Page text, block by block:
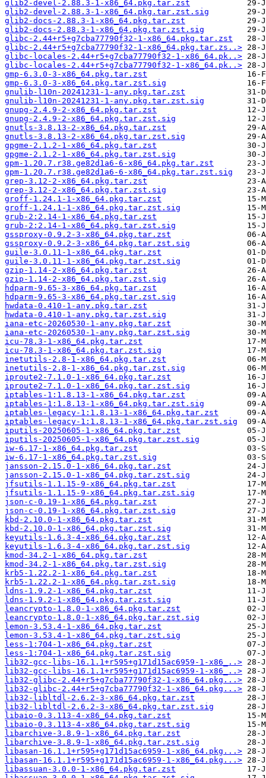
glib2-devel-2.88.3-1-x86_64.pkg.tar.zst
glib2-devel-2.88.3-1-x86_64.pkg.tar.zst.sig
glib2-docs-2.88.3-1-x86_64.pkg.tar.zst
glib2-docs-2.88.3-1-x86_64.pkg.tar.zst.sig
glibc-2.44+r5+g7cba77790f32-1-x86_64.pkg.tar.zst
glibc-2.44+r5+g7cba77790f32-1-x86_64.pkg.tar.zs..>
glibc-locales-2.44+r5+g7cba77790f32-1-x86_64.pk..>
glibc-locales-2.44+r5+g7cba77790f32-1-x86_64.pk..>
gmp-6.3.0-3-x86_64.pkg.tar.zst
gmp-6.3.0-3-x86_64.pkg.tar.zst.sig
gnulib-l10n-20241231-1-any.pkg.tar.zst
gnulib-l10n-20241231-1-any.pkg.tar.zst.sig
gnupg-2.4.9-2-x86_64.pkg.tar.zst
gnupg-2.4.9-2-x86_64.pkg.tar.zst.sig
gnutls-3.8.13-2-x86_64.pkg.tar.zst
gnutls-3.8.13-2-x86_64.pkg.tar.zst.sig
gpgme-2.1.2-1-x86_64.pkg.tar.zst
gpgme-2.1.2-1-x86_64.pkg.tar.zst.sig
gpm-1.20.7.r38.ge82d1a6-6-x86_64.pkg.tar.zst
gpm-1.20.7.r38.ge82d1a6-6-x86_64.pkg.tar.zst.sig
grep-3.12-2-x86_64.pkg.tar.zst
grep-3.12-2-x86_64.pkg.tar.zst.sig
groff-1.24.1-1-x86_64.pkg.tar.zst
groff-1.24.1-1-x86_64.pkg.tar.zst.sig
grub-2:2.14-1-x86_64.pkg.tar.zst
grub-2:2.14-1-x86_64.pkg.tar.zst.sig
gssproxy-0.9.2-3-x86_64.pkg.tar.zst
gssproxy-0.9.2-3-x86_64.pkg.tar.zst.sig
guile-3.0.11-1-x86_64.pkg.tar.zst
guile-3.0.11-1-x86_64.pkg.tar.zst.sig
gzip-1.14-2-x86_64.pkg.tar.zst
gzip-1.14-2-x86_64.pkg.tar.zst.sig
hdparm-9.65-3-x86_64.pkg.tar.zst
hdparm-9.65-3-x86_64.pkg.tar.zst.sig
hwdata-0.410-1-any.pkg.tar.zst
hwdata-0.410-1-any.pkg.tar.zst.sig
iana-etc-20260530-1-any.pkg.tar.zst
iana-etc-20260530-1-any.pkg.tar.zst.sig
icu-78.3-1-x86_64.pkg.tar.zst
icu-78.3-1-x86_64.pkg.tar.zst.sig
inetutils-2.8-1-x86_64.pkg.tar.zst
inetutils-2.8-1-x86_64.pkg.tar.zst.sig
iproute2-7.1.0-1-x86_64.pkg.tar.zst
iproute2-7.1.0-1-x86_64.pkg.tar.zst.sig
iptables-1:1.8.13-1-x86_64.pkg.tar.zst
iptables-1:1.8.13-1-x86_64.pkg.tar.zst.sig
iptables-legacy-1:1.8.13-1-x86_64.pkg.tar.zst
iptables-legacy-1:1.8.13-1-x86_64.pkg.tar.zst.sig
iputils-20250605-1-x86_64.pkg.tar.zst
iputils-20250605-1-x86_64.pkg.tar.zst.sig
iw-6.17-1-x86_64.pkg.tar.zst
iw-6.17-1-x86_64.pkg.tar.zst.sig
jansson-2.15.0-1-x86_64.pkg.tar.zst
jansson-2.15.0-1-x86_64.pkg.tar.zst.sig
jfsutils-1.1.15-9-x86_64.pkg.tar.zst
jfsutils-1.1.15-9-x86_64.pkg.tar.zst.sig
json-c-0.19-1-x86_64.pkg.tar.zst
json-c-0.19-1-x86_64.pkg.tar.zst.sig
kbd-2.10.0-1-x86_64.pkg.tar.zst
kbd-2.10.0-1-x86_64.pkg.tar.zst.sig
keyutils-1.6.3-4-x86_64.pkg.tar.zst
keyutils-1.6.3-4-x86_64.pkg.tar.zst.sig
kmod-34.2-1-x86_64.pkg.tar.zst
kmod-34.2-1-x86_64.pkg.tar.zst.sig
krb5-1.22.2-1-x86_64.pkg.tar.zst
krb5-1.22.2-1-x86_64.pkg.tar.zst.sig
ldns-1.9.2-1-x86_64.pkg.tar.zst
ldns-1.9.2-1-x86_64.pkg.tar.zst.sig
leancrypto-1.8.0-1-x86_64.pkg.tar.zst
leancrypto-1.8.0-1-x86_64.pkg.tar.zst.sig
lemon-3.53.4-1-x86_64.pkg.tar.zst
lemon-3.53.4-1-x86_64.pkg.tar.zst.sig
less-1:704-1-x86_64.pkg.tar.zst
less-1:704-1-x86_64.pkg.tar.zst.sig
lib32-gcc-libs-16.1.1+r595+g171d15ac6959-1-x86_..>
lib32-gcc-libs-16.1.1+r595+g171d15ac6959-1-x86_..>
lib32-glibc-2.44+r5+g7cba77790f32-1-x86_64.pkg...>
lib32-glibc-2.44+r5+g7cba77790f32-1-x86_64.pkg...>
lib32-libltdl-2.6.2-3-x86_64.pkg.tar.zst
lib32-libltdl-2.6.2-3-x86_64.pkg.tar.zst.sig
libaio-0.3.113-4-x86_64.pkg.tar.zst
libaio-0.3.113-4-x86_64.pkg.tar.zst.sig
libarchive-3.8.9-1-x86_64.pkg.tar.zst
libarchive-3.8.9-1-x86_64.pkg.tar.zst.sig
libasan-16.1.1+r595+g171d15ac6959-1-x86_64.pkg...>
libasan-16.1.1+r595+g171d15ac6959-1-x86_64.pkg...>
libassuan-3.0.0-1-x86_64.pkg.tar.zst